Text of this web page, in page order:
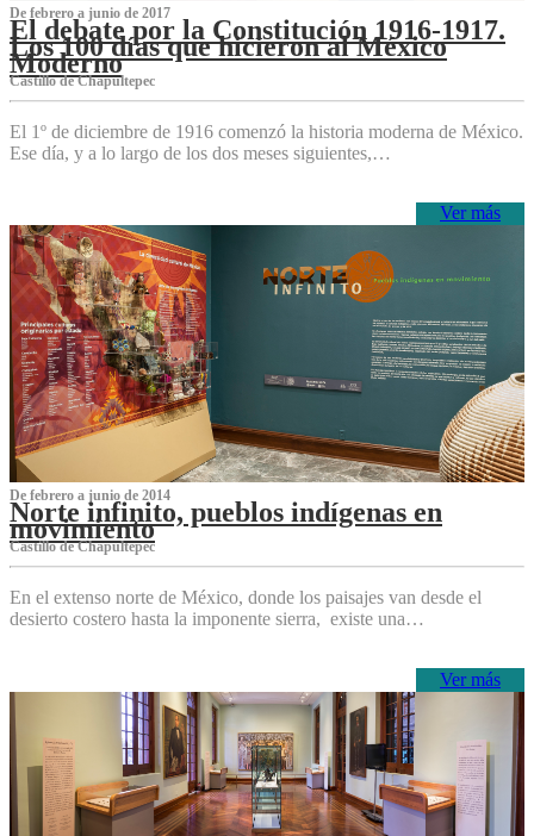
De febrero a junio de 2017
El debate por la Constitución 1916-1917.
Los 100 días que hicieron al México
Moderno
Castillo de Chapultepec
El 1º de diciembre de 1916 comenzó la historia moderna de México.
Ese día, y a lo largo de los dos meses siguientes,…
Ver más
De febrero a junio de 2014
Norte infinito, pueblos indígenas en
movimiento
Castillo de Chapultepec
En el extenso norte de México, donde los paisajes van desde el
desierto costero hasta la imponente sierra, existe una…
Ver más